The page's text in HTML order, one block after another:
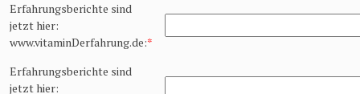
Erfahrungsberichte sind
jetzt hier:
www.vitaminDerfahrung.de:*
Erfahrungsberichte sind
jetzt hier: